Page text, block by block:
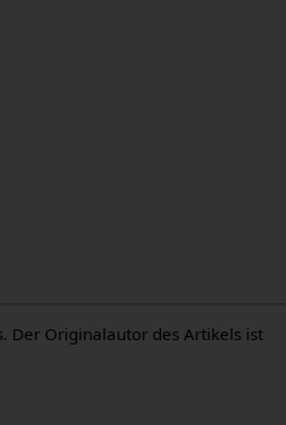
Der Originalautor des Artikels ist